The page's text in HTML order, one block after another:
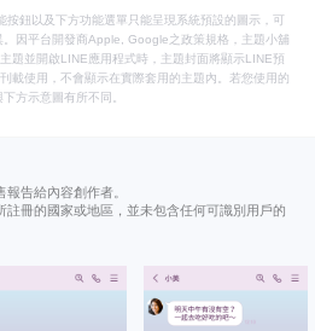
鈕以及下方功能選單只能呈現系統預設的圖示，可
因平台開發商Apple, Google之政策規格，主題小舖
題並開啟LINE應用程式時，主題封面將顯示LINE預
載使用，不會顯示在實際套用的主題內。若您使用的
方示意圖有所不同。
告給內容創作者。
冊的國家或地區，並未包含任何可識別用戶的